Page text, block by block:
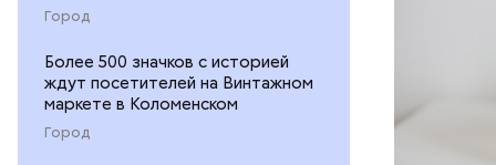
Город
Более 500 значков с историей
ждут посетителей на Винтажном
маркете в Коломенском
Город